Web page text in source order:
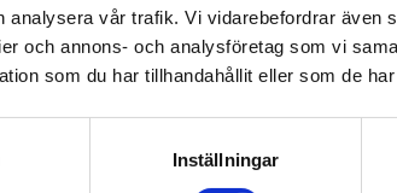
analysera vår trafik. Vi vidarebefordrar även
och annons- och analysföretag som vi
som du har tillhandahållit eller som de
Inställningar
återkommer snabbt, går igenom dina
oss båda.
i Huddinge besöker dig och
på det.